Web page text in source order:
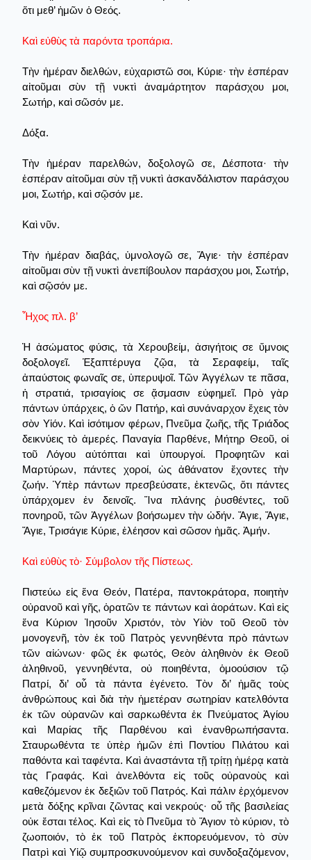
ὅτι μεθ’ ἡμῶν ὁ Θεός.
Καὶ εὐθὺς τὰ παρόντα τροπάρια.
Τὴν ἡμέραν διελθών, εὐχαριστῶ σοι, Κύριε· τὴν ἑσπέραν
αἰτοῦμαι σὺν τῇ νυκτὶ ἀναμάρτητον παράσχου μοι,
Σωτήρ, καὶ σῶσόν με.
Δόξα.
Τὴν ἡμέραν παρελθών, δοξολογῶ σε, Δέσποτα· τὴν
ἑσπέραν αἰτοῦμαι σὺν τῇ νυκτὶ ἀσκανδάλιστον παράσχου
μοι, Σωτήρ, καὶ σῷσόν με.
Καὶ νῦν.
Τὴν ἡμέραν διαβάς, ὑμνολογῶ σε, Ἅγιε· τὴν ἑσπέραν
αἰτοῦμαι σὺν τῇ νυκτὶ ἀνεπίβουλον παράσχου μοι, Σωτήρ,
καὶ σῷσόν με.
Ἦχος πλ. β’
Ἡ ἀσώματος φύσις, τὰ Χερουβείμ, ἀσιγήτοις σε ὕμνοις
δοξολογεῖ. Ἑξαπτέρυγα ζῷα, τὰ Σεραφείμ, ταῖς
ἀπαύστοις φωναῖς σε, ὑπερυψοῖ. Τῶν Ἀγγέλων τε πᾶσα,
ἡ στρατιά, τρισαγίοις σε ᾄσμασιν εὐφημεῖ. Πρὸ γὰρ
πάντων ὑπάρχεις, ὁ ὤν Πατήρ, καὶ συνάναρχον ἔχεις τὸν
σὸν Υἱόν. Καὶ ἰσότιμον φέρων, Πνεῦμα ζωῆς, τῆς Τριάδος
δεικνύεις τὸ ἀμερές. Παναγία Παρθένε, Μήτηρ Θεοῦ, οἱ
τοῦ Λόγου αὐτόπται καὶ ὑπουργοί. Προφητῶν καὶ
Μαρτύρων, πάντες χοροί, ὡς ἀθάνατον ἔχοντες τὴν
ζωήν. Ὑπὲρ πάντων πρεσβεύσατε, ἐκτενῶς, ὅτι πάντες
ὑπάρχομεν ἐν δεινοῖς. Ἵνα πλάνης ῥυσθέντες, τοῦ
πονηροῦ, τῶν Ἀγγέλων βοήσωμεν τὴν ὠδήν. Ἅγιε, Ἅγιε,
Ἅγιε, Τρισάγιε Κύριε, ἐλέησον καὶ σῶσον ἡμᾶς. Ἀμήν.
Καὶ εὐθὺς τὸ· Σύμβολον τῆς Πίστεως.
Πιστεύω εἰς ἕνα Θεόν, Πατέρα, παντοκράτορα, ποιητὴν
οὐρανοῦ καὶ γῆς, ὁρατῶν τε πάντων καὶ ἀοράτων. Καὶ εἰς
ἕνα Κύριον Ἰησοῦν Χριστόν, τὸν Υἱὸν τοῦ Θεοῦ τὸν
μονογενῆ, τὸν ἐκ τοῦ Πατρὸς γεννηθέντα πρὸ πάντων
τῶν αἰώνων· φῶς ἐκ φωτός, Θεὸν ἀληθινὸν ἐκ Θεοῦ
ἀληθινοῦ, γεννηθέντα, οὐ ποιηθέντα, ὁμοούσιον τῷ
Πατρί, δι’ οὗ τὰ πάντα ἐγένετο. Τὸν δι’ ἡμᾶς τοὺς
ἀνθρώπους καὶ διὰ τὴν ἡμετέραν σωτηρίαν κατελθόντα
ἐκ τῶν οὐρανῶν καὶ σαρκωθέντα ἐκ Πνεύματος Ἁγίου
καὶ Μαρίας τῆς Παρθένου καὶ ἐνανθρωπήσαντα.
Σταυρωθέντα τε ὑπὲρ ἡμῶν ἐπὶ Ποντίου Πιλάτου καὶ
παθόντα καὶ ταφέντα. Καὶ ἀναστάντα τῇ τρίτῃ ἡμέρᾳ κατὰ
τὰς Γραφάς. Καὶ ἀνελθόντα εἰς τοῦς οὐρανοὺς καὶ
καθεζόμενον ἐκ δεξιῶν τοῦ Πατρός. Καὶ πάλιν ἐρχόμενον
μετὰ δόξης κρῖναι ζῶντας καὶ νεκρούς· οὗ τῆς βασιλείας
οὐκ ἔσται τέλος. Καὶ εἰς τὸ Πνεῦμα τὸ Ἅγιον τὸ κύριον, τὸ
ζωοποιόν, τὸ ἐκ τοῦ Πατρὸς ἐκπορευόμενον, τὸ σὺν
Πατρὶ καὶ Υἱῷ συμπροσκυνούμενον καὶ συνδοξαζόμενον,